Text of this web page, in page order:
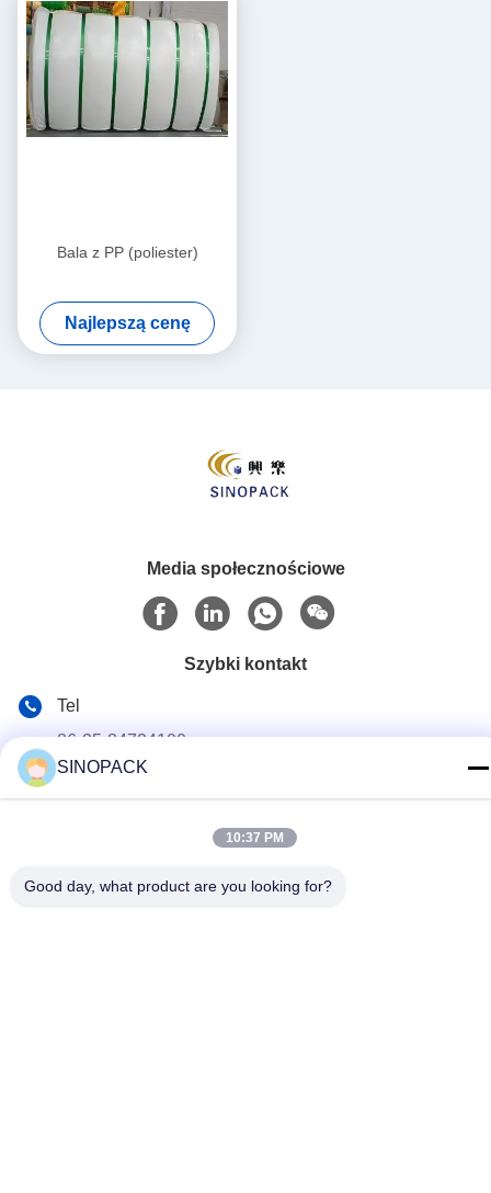
Bala z PP (poliester)
Najlepszą cenę
Media społecznościowe
Szybki kontakt
Tel
86-25-84724100
RM.1607 Zhenghong Mansion, nr 38 Hongwu RD, Nanjing
SINOPACK
10:37 PM
Good day, what product are you looking for?